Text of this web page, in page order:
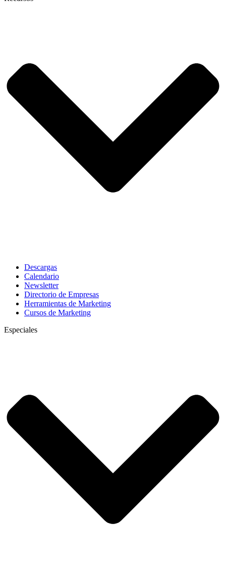
Descargas
Calendario
Newsletter
Directorio de Empresas
Herramientas de Marketing
Cursos de Marketing
Especiales